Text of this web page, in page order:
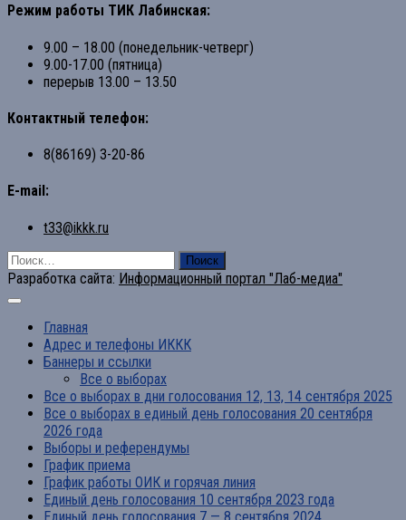
Режим работы ТИК Лабинская:
9.00 – 18.00 (понедельник-четверг)
9.00-17.00 (пятница)
перерыв 13.00 – 13.50
Контактный телефон:
8(86169) 3-20-86
E-mail:
t33@ikkk.ru
Найти:
Разработка сайта: Информационный портал "Лаб-медиа"
Главная
Адрес и телефоны ИККК
Баннеры и ссылки
Все о выборах
Все о выборах в дни голосования 12, 13, 14 сентября 2025
Все о выборах в единый день голосования 20 сентября
2026 года
Выборы и референдумы
График приема
График работы ОИК и горячая линия
Единый день голосования 10 сентября 2023 года